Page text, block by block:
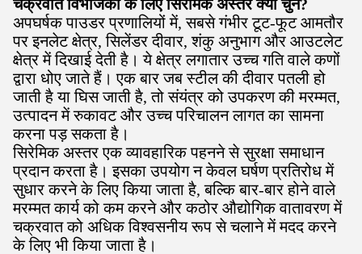
चक्रवात विभाजकों के लिए सिरेमिक अस्तर क्यों चुनें?
अपघर्षक पाउडर प्रणालियों में, सबसे गंभीर टूट-फूट आमतौर
पर इनलेट क्षेत्र, सिलेंडर दीवार, शंकु अनुभाग और आउटलेट
क्षेत्र में दिखाई देती है। ये क्षेत्र लगातार उच्च गति वाले कणों
द्वारा धोए जाते हैं। एक बार जब स्टील की दीवार पतली हो
जाती है या घिस जाती है, तो संयंत्र को उपकरण की मरम्मत,
उत्पादन में रुकावट और उच्च परिचालन लागत का सामना
करना पड़ सकता है।
सिरेमिक अस्तर एक व्यावहारिक पहनने से सुरक्षा समाधान
प्रदान करता है। इसका उपयोग न केवल घर्षण प्रतिरोध में
सुधार करने के लिए किया जाता है, बल्कि बार-बार होने वाले
मरम्मत कार्य को कम करने और कठोर औद्योगिक वातावरण में
चक्रवात को अधिक विश्वसनीय रूप से चलाने में मदद करने
के लिए भी किया जाता है।